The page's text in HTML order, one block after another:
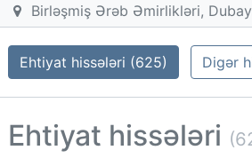
Birləşmiş Ərəb Əmirlikləri,
Ehtiyat hissələri (625) Digər
Ehtiyat hissələri